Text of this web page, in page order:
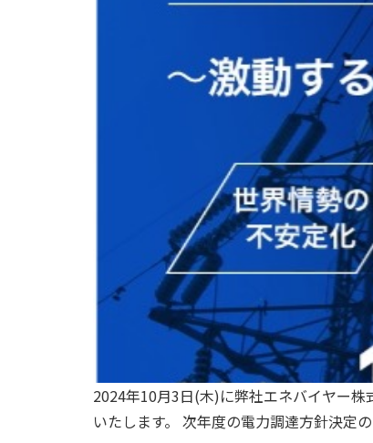
2024年10月3日(木)に弊社エネバイヤー
いたします。 次年度の電力調達方針決